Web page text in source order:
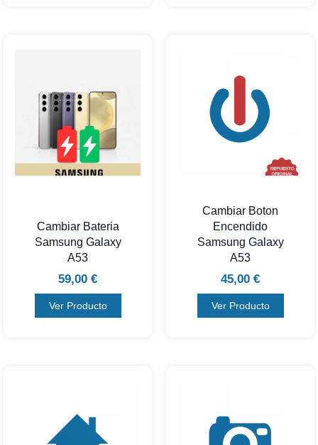
Cambiar Bateria
Samsung Galaxy
A53
59,00 €
Ver Producto
Cambiar Boton
Encendido
Samsung Galaxy
A53
45,00 €
Ver Producto